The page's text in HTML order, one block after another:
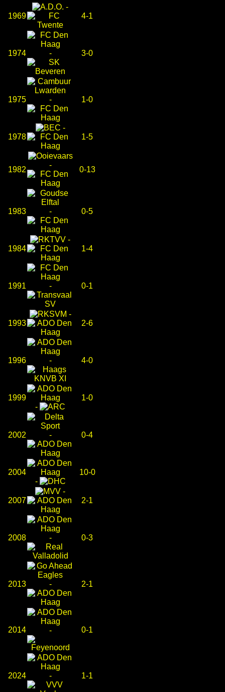
1969
-
4-1
1974 - 3-0
1975 - 1-0
1978
-
1-5
1982
-
0-13
1983 - 0-5
1984
-
1-4
1991 - 0-1
1993
-
2-6
1996 - 4-0
1999
-
1-0
2002 - 0-4
2004
-
10-0
2007
-
2-1
2008 - 0-3
2013 - 2-1
2014 - 0-1
2024 - 1-1